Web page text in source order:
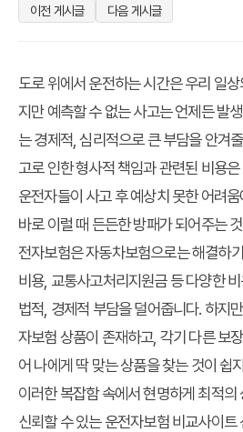
이전 게시글
다음 게시글
도로 위에서 운전하는 시간은 우리 일
지만 예측할 수 없는 사고는 언제든 발
는 경제적, 심리적으로 큰 부담을 안겨
고로 인한 형사적 책임과 관련된 비용
운전자들이 사고 후 예상치 못한 어려
바로 이럴 때 든든한 방패가 되어주는
전자보험은 자동차보험으로는 해결하
비용, 교통사고처리지원금 등 다양한
법적, 경제적 부담을 덜어줍니다. 하지
자보험 상품이 존재하고, 각기 다른 보
어 나에게 딱 맞는 상품을 찾는 것이 쉽
이러한 복잡함 속에서 현명하게 최적
신뢰할 수 있는 운전자보험 비교사이트